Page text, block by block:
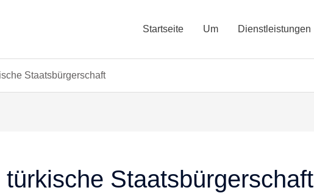
Startseite Um Dienstleistungen
Staatsbürgerschaft
Staatsbürgerschaft